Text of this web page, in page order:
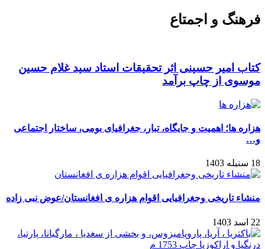
فرهنگ و اجمتاع
کتاب امیر حسینی اثر تحقیقات استاد سید غلام حسین
موسوی از چاپ برآمد
هزاره ها؛ اهمیت و جایگاه، تبار، جغرافیای بومی، ساختار اجتماعی
و…
18 سنبله 1403
منشاء تاریخی وجغرافیایی اقوام هزاره ی افغانستان/عوض نبی زاده
22 اسد 1403